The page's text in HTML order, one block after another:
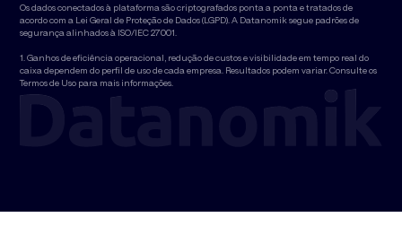
Os dados conectados à plataforma são criptografados ponta a ponta e tratados de
acordo com a Lei Geral de Proteção de Dados (LGPD). A Datanomik segue padrões de
segurança alinhados à ISO/IEC 27001.
1. Ganhos de eficiência operacional, redução de custos e visibilidade em tempo real do
caixa dependem do perfil de uso de cada empresa. Resultados podem variar. Consulte os
Termos de Uso para mais informações.